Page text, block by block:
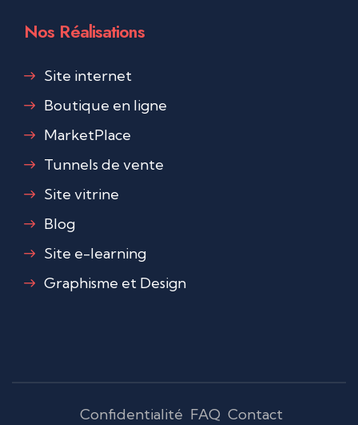
Nos Réalisations
Site internet
Boutique en ligne
MarketPlace
Tunnels de vente
Site vitrine
Blog
Site e-learning
Graphisme et Design
Confidentialité FAQ Contact